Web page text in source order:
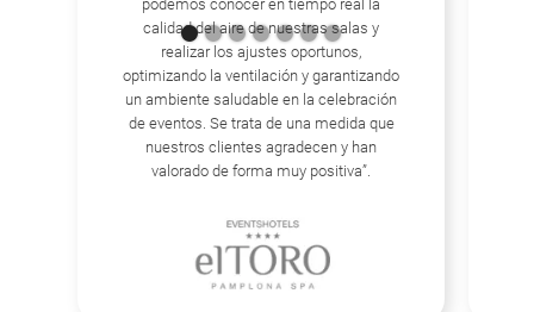
podemos conocer en tiempo real la
calidad del aire de nuestras salas y
realizar los ajustes oportunos,
optimizando la ventilación y garantizando
un ambiente saludable en la celebración
de eventos. Se trata de una medida que
nuestros clientes agradecen y han
valorado de forma muy positiva”.